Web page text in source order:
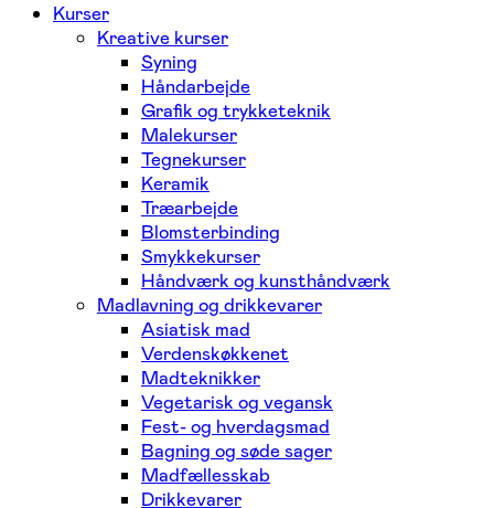
Kurser
Kreative kurser
Syning
Håndarbejde
Grafik og trykketeknik
Malekurser
Tegnekurser
Keramik
Træarbejde
Blomsterbinding
Smykkekurser
Håndværk og kunsthåndværk
Madlavning og drikkevarer
Asiatisk mad
Verdenskøkkenet
Madteknikker
Vegetarisk og vegansk
Fest- og hverdagsmad
Bagning og søde sager
Madfællesskab
Drikkevarer